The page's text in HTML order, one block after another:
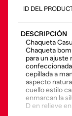
DESCRIPCIÓN
Chaqueta
Chaqueta
para un ajuste
cepillada a
aspecto
cuello estilo
enmarcan la
D en relieve